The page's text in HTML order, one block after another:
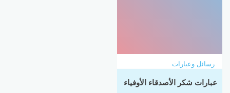
رسائل وعبارات
عبارات شكر الأصدقاء الأوفياء